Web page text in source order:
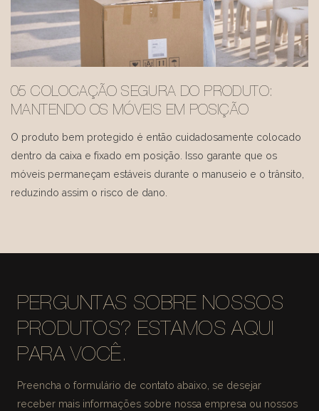
05 COLOCAÇÃO SEGURA DO PRODUTO:
MANTENDO OS MÓVEIS EM POSIÇÃO
O produto bem protegido é então cuidadosamente colocado
dentro da caixa e fixado em posição. Isso garante que os
móveis permaneçam estáveis ​​durante o manuseio e o trânsito,
reduzindo assim o risco de dano.
PERGUNTAS SOBRE NOSSOS
PRODUTOS? ESTAMOS AQUI
PARA VOCÊ.
Preencha o formulário de contato abaixo, se desejar
receber mais informações sobre nossa empresa ou nossos